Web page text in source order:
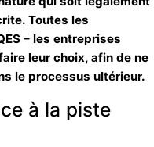
Toutes les
– les entreprises
leur choix, afin de ne
le processus ultérieur.
à la piste